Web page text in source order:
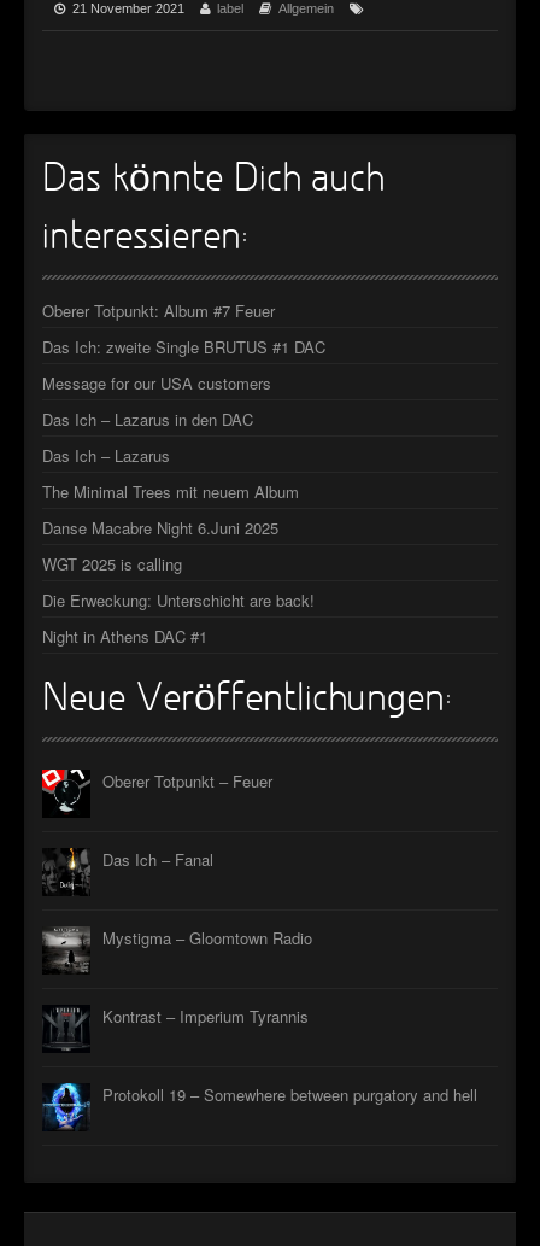
►
►
►
21 November 2021 label Allgemein
Das könnte Dich auch
interessieren:
Oberer Totpunkt: Album #7 Feuer
Das Ich: zweite Single BRUTUS #1 DAC
Message for our USA customers
Das Ich – Lazarus in den DAC
Das Ich – Lazarus
The Minimal Trees mit neuem Album
Danse Macabre Night 6.Juni 2025
WGT 2025 is calling
Die Erweckung: Unterschicht are back!
Night in Athens DAC #1
Neue Veröffentlichungen:
Oberer Totpunkt – Feuer
Das Ich – Fanal
Mystigma – Gloomtown Radio
Kontrast – Imperium Tyrannis
Protokoll 19 – Somewhere between purgatory and hell